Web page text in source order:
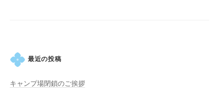
最近の投稿
キャンプ場閉鎖のご挨拶